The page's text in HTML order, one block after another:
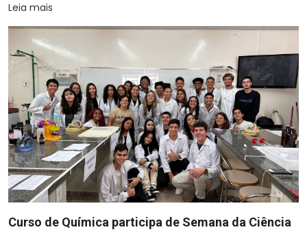
Leia mais
Curso de Química participa de Semana da Ciência